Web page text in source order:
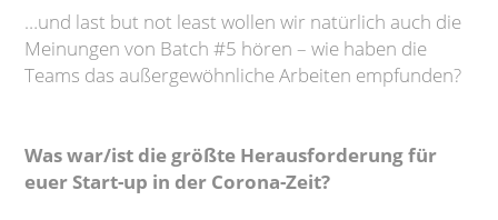
…und last but not least wollen wir natürlich auch die
Meinungen von Batch #5 hören – wie haben die
Teams das außergewöhnliche Arbeiten empfunden?
Was war/ist die größte Herausforderung für
euer Start-up in der Corona-Zeit?